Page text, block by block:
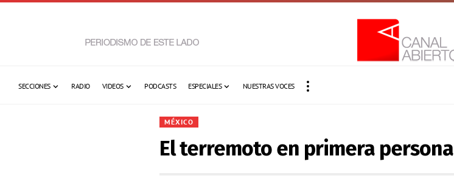
SECCIONES RADIO VIDEOS PODCASTS ESPECIALES NUESTRAS VOCES
MÉXICO
El terremoto en primera persona